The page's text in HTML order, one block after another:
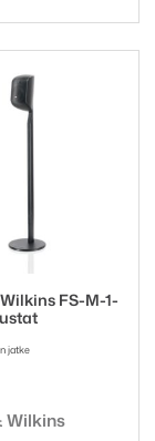
FS-M-1-
jatke
Wilkins